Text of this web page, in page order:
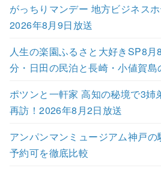
がっちりマンデー 地方ビジネス
2026年8月9日放送
人生の楽園ふるさと大好きSP8
分・日田の民泊と長崎・小値賀島
ポツンと一軒家 高知の秘境で3姉
再訪！2026年8月2日放送
アンパンマンミュージアム神戸の
予約可を徹底比較